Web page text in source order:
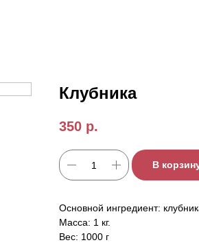
Клубника
350 р.
В
Основной ингредиент:
Масса: 1 кг.
Вес: 1000 г